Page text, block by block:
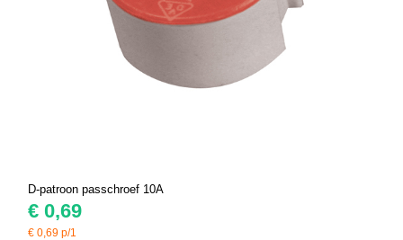
D-patroon passchroef 10A
€ 0,69
€0,69 p/1